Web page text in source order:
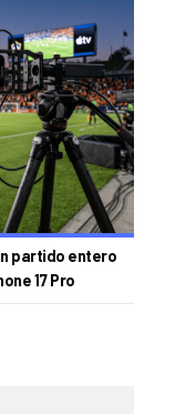
partido entero
17 Pro